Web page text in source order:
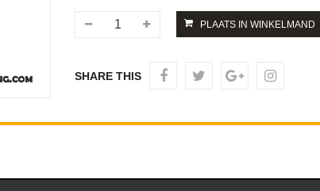
SHARE THIS